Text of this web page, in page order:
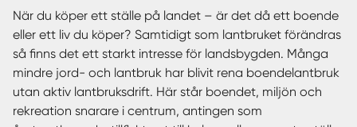
När du köper ett ställe på landet – är det då ett boende
eller ett liv du köper? Samtidigt som lantbruket förändras
så finns det ett starkt intresse för landsbygden. Många
mindre jord- och lantbruk har blivit rena boendelantbruk
utan aktiv lantbruksdrift. Här står boendet, miljön och
rekreation snarare i centrum, antingen som